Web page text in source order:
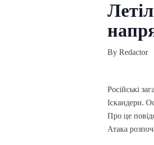
By Redactor
Російські
Іскандери.
Про це
Атака